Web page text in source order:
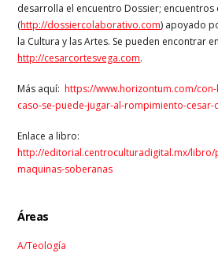
desarrolla el encuentro Dossier;
(http://dossiercolaborativo.com) apoyado
la Cultura y las Artes. Se pueden encontrar
http://cesarcortesvega.com.
Más aquí:https://www.horizontum.com/
caso-se-puede-jugar-al-rompimiento-cesar-
Enlace a libro:
http://editorial.centroculturadigital.mx/libro/
maquinas-soberanas
Áreas
A/Teología